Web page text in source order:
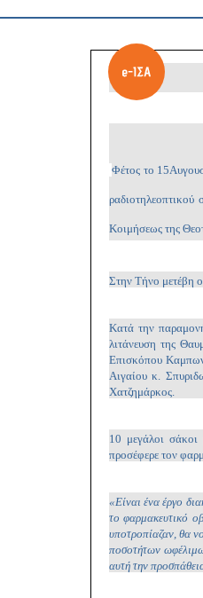
Φέτος το
Κοιμήσεως της
Στην Τήνο μετέβη
Κατά την
λιτάνευση της
Επισκόπου Καμπων
Αιγαίου κ.
Χατζημάρκος.
10 μεγάλοι
προσέφερε τον
«Είναι ένα έργο
το φαρμακευτικό
υποτροπίαζαν, θα
ποσοτήτων
αυτή την